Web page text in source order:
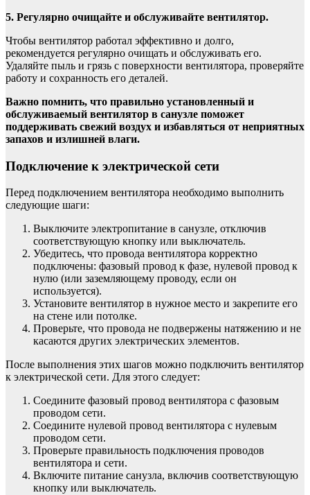
5. Регулярно очищайте и обслуживайте вентилятор.
Чтобы вентилятор работал эффективно и долго,
рекомендуется регулярно очищать и обслуживать его.
Удаляйте пыль и грязь с поверхности вентилятора, проверяйте
работу и сохранность его деталей.
Важно помнить, что правильно установленный и
обслуживаемый вентилятор в санузле поможет
поддерживать свежий воздух и избавляться от неприятных
запахов и излишней влаги.
Подключение к электрической сети
Перед подключением вентилятора необходимо выполнить
следующие шаги:
Выключите электропитание в санузле, отключив
соответствующую кнопку или выключатель.
Убедитесь, что провода вентилятора корректно
подключены: фазовый провод к фазе, нулевой провод к
нулю (или заземляющему проводу, если он
используется).
Установите вентилятор в нужное место и закрепите его
на стене или потолке.
Проверьте, что провода не подвержены натяжению и не
касаются других электрических элементов.
После выполнения этих шагов можно подключить вентилятор
к электрической сети. Для этого следует:
Соедините фазовый провод вентилятора с фазовым
проводом сети.
Соедините нулевой провод вентилятора с нулевым
проводом сети.
Проверьте правильность подключения проводов
вентилятора и сети.
Включите питание санузла, включив соответствующую
кнопку или выключатель.